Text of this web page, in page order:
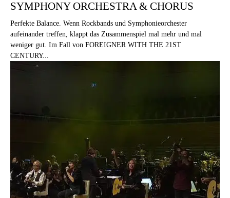
SYMPHONY ORCHESTRA & CHORUS
Perfekte Balance. Wenn Rockbands und Symphonie­orchester
aufeinander treffen, klappt das Zusammenspiel mal mehr und mal
weniger gut. Im Fall von FOREIGNER WITH THE 21ST
CENTURY...